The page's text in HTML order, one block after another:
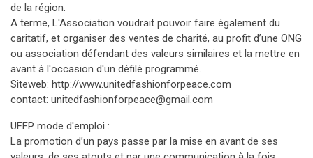
de la région.
A terme, L'Association voudrait pouvoir faire également du
caritatif, et organiser des ventes de charité, au profit d’une ONG
ou association défendant des valeurs similaires et la mettre en
avant à l'occasion d'un défilé programmé.
Siteweb: http://www.unitedfashionforpeace.com
contact: unitedfashionforpeace@gmail.com
UFFP mode d'emploi :
La promotion d’un pays passe par la mise en avant de ses